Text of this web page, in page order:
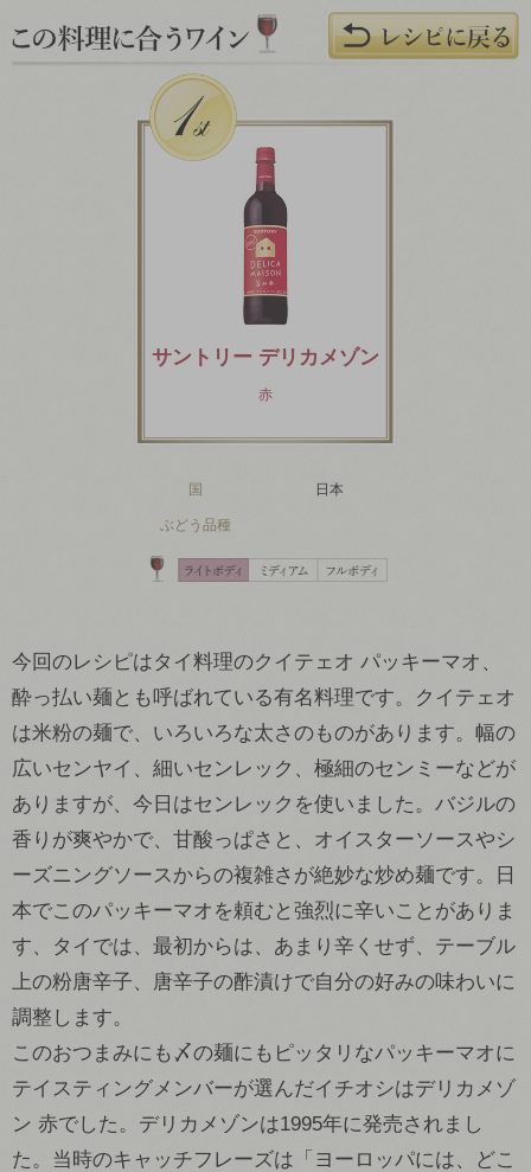
サントリー デリカメゾン
赤
国 日本
ぶどう品種
今回のレシピはタイ料理のクイテェオ パッキーマオ、
酔っ払い麺とも呼ばれている有名料理です。クイテェオ
は米粉の麺で、いろいろな太さのものがあります。幅の
広いセンヤイ、細いセンレック、極細のセンミーなどが
ありますが、今日はセンレックを使いました。バジルの
香りが爽やかで、甘酸っぱさと、オイスターソースやシ
ーズニングソースからの複雑さが絶妙な炒め麺です。日
本でこのパッキーマオを頼むと強烈に辛いことがありま
す、タイでは、最初からは、あまり辛くせず、テーブル
上の粉唐辛子、唐辛子の酢漬けで自分の好みの味わいに
調整します。
このおつまみにも〆の麺にもピッタリなパッキーマオに
テイスティングメンバーが選んだイチオシはデリカメゾ
ン 赤でした。デリカメゾンは1995年に発売されまし
た。当時のキャッチフレーズは「ヨーロッパには、どこ